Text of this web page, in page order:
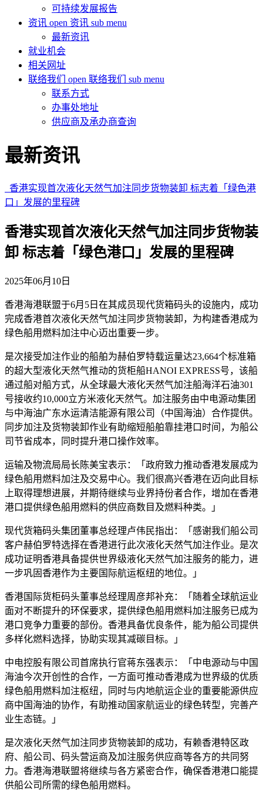
可持续发展报告
资讯 open 资讯 sub menu
最新资讯
就业机会
相关网址
联络我们 open 联络我们 sub menu
联系方式
办事处地址
供应商及承办商查询
最新资讯
香港实现首次液化天然气加注同步货物装卸 标志着「绿色港
口」发展的里程碑
香港实现首次液化天然气加注同步货物装
卸 标志着「绿色港口」发展的里程碑
2025年06月10日
香港海港联盟于6月5日在其成员现代货箱码头的设施内，成功
完成香港首次液化天然气加注同步货物装卸，为构建香港成为
绿色船用燃料加注中心迈出重要一步。
是次接受加注作业的船舶为赫伯罗特载运量达23,664个标准箱
的超大型液化天然气推动的货柜船HANOI EXPRESS号，该船
通过船对船方式，从全球最大液化天然气加注船海洋石油301
号接收约10,000立方米液化天然气。加注服务由中电源动集团
与中海油广东水运清洁能源有限公司（中国海油）合作提供。
同步加注及货物装卸作业有助缩短船舶靠挂港口时间，为船公
司节省成本，同时提升港口操作效率。
运输及物流局局长陈美宝表示：「政府致力推动香港发展成为
绿色船用燃料加注及交易中心。我们很高兴香港在迈向此目标
上取得理想进展，并期待继续与业界持份者合作，增加在香港
港口提供绿色船用燃料的供应商数目及燃料种类。」
现代货箱码头集团董事总经理卢伟民指出：「感谢我们船公司
客户赫伯罗特选择在香港进行此次液化天然气加注作业。是次
成功证明香港具备提供世界级液化天然气加注服务的能力，进
一步巩固香港作为主要国际航运枢纽的地位。」
香港国际货柜码头董事总经理周彦邦补充：「随着全球航运业
面对不断提升的环保要求，提供绿色船用燃料加注服务已成为
港口竞争力重要的部份。香港具备优良条件，能为船公司提供
多样化燃料选择，协助实现其减碳目标。」
中电控股有限公司首席执行官蒋东强表示：「中电源动与中国
海油今次开创性的合作，一方面可推动香港成为世界级的优质
绿色船用燃料加注枢纽，同时与内地航运企业的重要能源供应
商中国海油的协作，有助推动国家航运业的绿色转型，完善产
业生态链。」
是次液化天然气加注同步货物装卸的成功，有赖香港特区政
府、船公司、码头营运商及加注服务供应商等各方的共同努
力。香港海港联盟将继续与各方紧密合作，确保香港港口能提
供船公司所需的绿色船用燃料。